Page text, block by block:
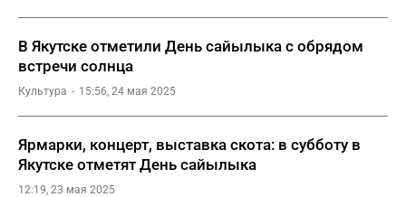
В Якутске отметили День сайылыка с обрядом
встречи солнца
Культура 15:56, 24 мая 2025
Ярмарки, концерт, выставка скота: в субботу в
Якутске отметят День сайылыка
12:19, 23 мая 2025